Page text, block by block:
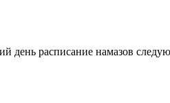
день расписание намазов